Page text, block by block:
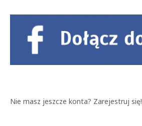
Nie masz jeszcze konta? Zarejestruj się!